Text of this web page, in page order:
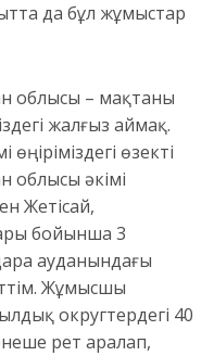
да бұл жұмыстар
облысы – мақтаны
жалғыз аймақ.
өзекті
облысы әкімі
Жетісай,
бойынша 3
ауданындағы
. Жұмысшы
округтердегі 40
рет аралап,